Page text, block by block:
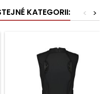
KATEGORII: >
<